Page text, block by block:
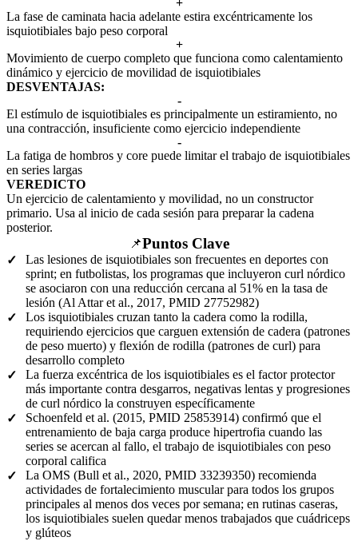
+
La fase de caminata hacia adelante estira excéntricamente los
isquiotibiales bajo peso corporal
+
Movimiento de cuerpo completo que funciona como calentamiento
dinámico y ejercicio de movilidad de isquiotibiales
DESVENTAJAS:
-
El estímulo de isquiotibiales es principalmente un estiramiento, no
una contracción, insuficiente como ejercicio independiente
-
La fatiga de hombros y core puede limitar el trabajo de isquiotibiales
en series largas
VEREDICTO
Un ejercicio de calentamiento y movilidad, no un constructor
primario. Usa al inicio de cada sesión para preparar la cadena
posterior.
📌Puntos Clave
✓
Las lesiones de isquiotibiales son frecuentes en deportes con
sprint; en futbolistas, los programas que incluyeron curl nórdico
se asociaron con una reducción cercana al 51% en la tasa de
lesión (Al Attar et al., 2017, PMID 27752982)
✓
Los isquiotibiales cruzan tanto la cadera como la rodilla,
requiriendo ejercicios que carguen extensión de cadera (patrones
de peso muerto) y flexión de rodilla (patrones de curl) para
desarrollo completo
✓
La fuerza excéntrica de los isquiotibiales es el factor protector
más importante contra desgarros, negativas lentas y progresiones
de curl nórdico la construyen específicamente
✓
Schoenfeld et al. (2015, PMID 25853914) confirmó que el
entrenamiento de baja carga produce hipertrofia cuando las
series se acercan al fallo, el trabajo de isquiotibiales con peso
corporal califica
✓
La OMS (Bull et al., 2020, PMID 33239350) recomienda
actividades de fortalecimiento muscular para todos los grupos
principales al menos dos veces por semana; en rutinas caseras,
los isquiotibiales suelen quedar menos trabajados que cuádriceps
y glúteos